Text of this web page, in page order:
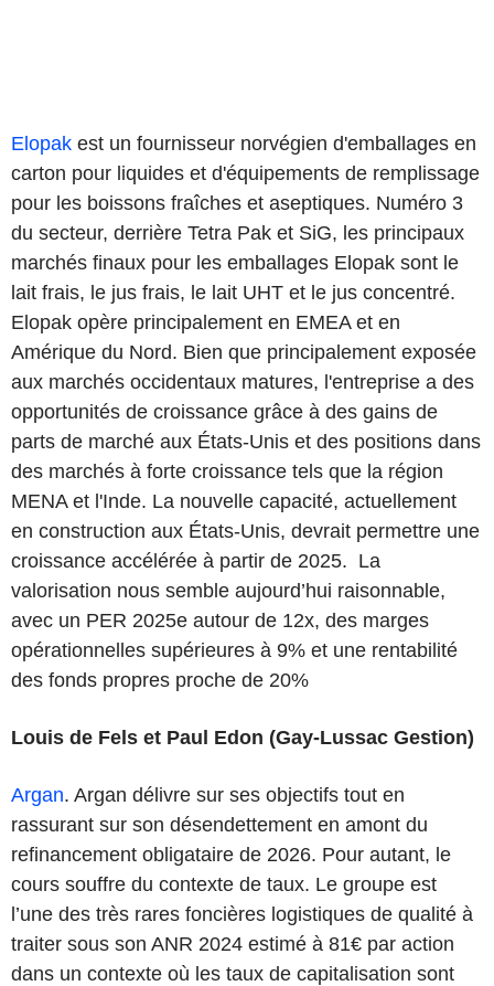
Elopak est un fournisseur norvégien d'emballages en
carton pour liquides et d'équipements de remplissage
pour les boissons fraîches et aseptiques. Numéro 3
du secteur, derrière Tetra Pak et SiG, les principaux
marchés finaux pour les emballages Elopak sont le
lait frais, le jus frais, le lait UHT et le jus concentré.
Elopak opère principalement en EMEA et en
Amérique du Nord. Bien que principalement exposée
aux marchés occidentaux matures, l'entreprise a des
opportunités de croissance grâce à des gains de
parts de marché aux États-Unis et des positions dans
des marchés à forte croissance tels que la région
MENA et l'Inde. La nouvelle capacité, actuellement
en construction aux États-Unis, devrait permettre une
croissance accélérée à partir de 2025. La
valorisation nous semble aujourd’hui raisonnable,
avec un PER 2025e autour de 12x, des marges
opérationnelles supérieures à 9% et une rentabilité
des fonds propres proche de 20%
Louis de Fels et Paul Edon (Gay-Lussac Gestion)
Argan. Argan délivre sur ses objectifs tout en
rassurant sur son désendettement en amont du
refinancement obligataire de 2026. Pour autant, le
cours souffre du contexte de taux. Le groupe est
l’une des très rares foncières logistiques de qualité à
traiter sous son ANR 2024 estimé à 81€ par action
dans un contexte où les taux de capitalisation sont